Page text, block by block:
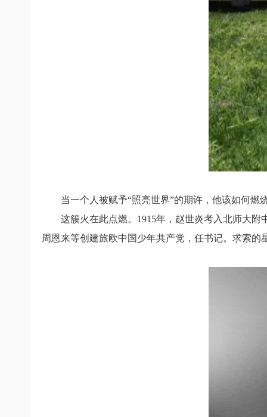
当一个人被赋予“照亮世界”的期许，他该如何燃
这簇火在此点燃。1915年，赵世炎考入北师大
周恩来等创建旅欧中国少年共产党，任书记。求索的